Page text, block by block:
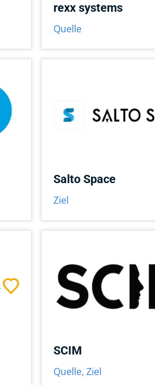
rexx systems
Quelle
Salto Space
Ziel
SCIM
Quelle, Ziel